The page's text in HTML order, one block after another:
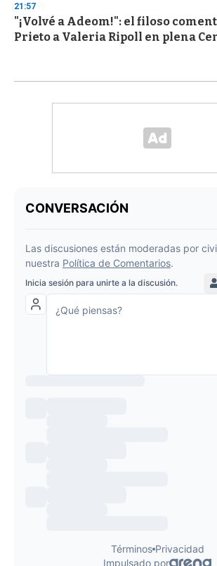
21:57
"¡Volvé a Adeom!": el filoso
Prieto a Valeria Ripoll en plena